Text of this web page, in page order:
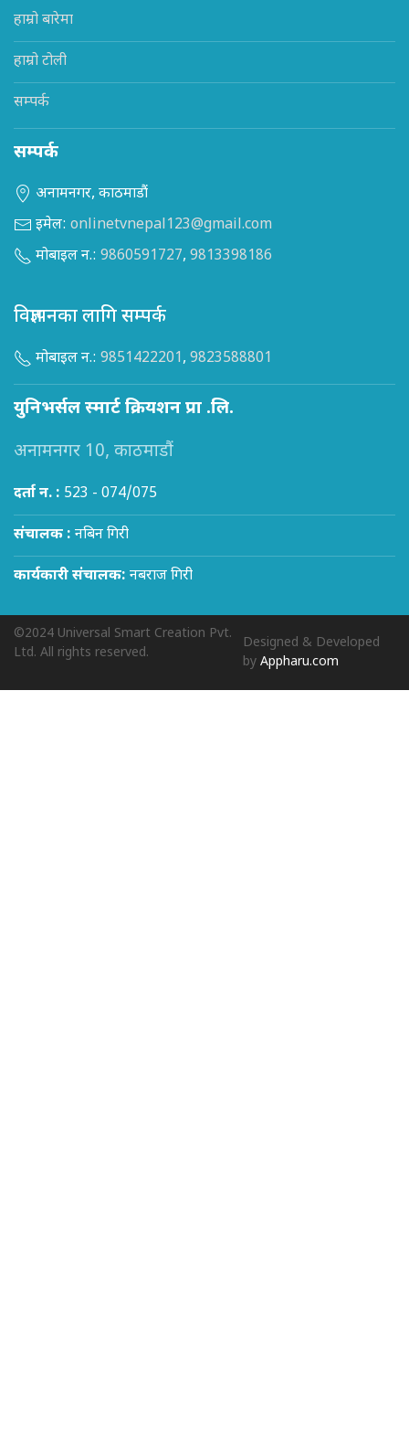
हाम्रो बारेमा
हाम्रो टोली
सम्पर्क
सम्पर्क
अनामनगर, काठमाडौं
इमेल: onlinetvnepal123@gmail.com
मोबाइल न.: 9860591727, 9813398186
विज्ञापनका लागि सम्पर्क
मोबाइल न.: 9851422201, 9823588801
युनिभर्सल स्मार्ट क्रियशन प्रा .लि.
अनामनगर 10, काठमाडौं
दर्ता न. : 523 - 074/075
संचालक : नबिन गिरी
कार्यकारी संचालक: नबराज गिरी
©2024 Universal Smart Creation Pvt.
Ltd. All rights reserved.
Designed & Developed
byAppharu.com